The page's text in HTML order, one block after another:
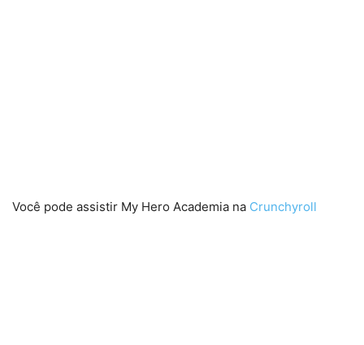
Você pode assistir My Hero Academia na Crunchyroll